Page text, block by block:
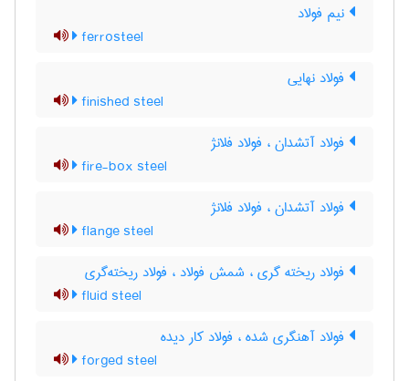
نیم فولاد
ferrosteel
فولاد نهایی
finished steel
فولاد آتشدان ، فولاد فلانژ
fire-box steel
فولاد آتشدان ، فولاد فلانژ
flange steel
فولاد ریخته گری ، شمش فولاد ، فولاد ریخته‌گری
fluid steel
فولاد آهنگری شده ، فولاد کار دیده
forged steel